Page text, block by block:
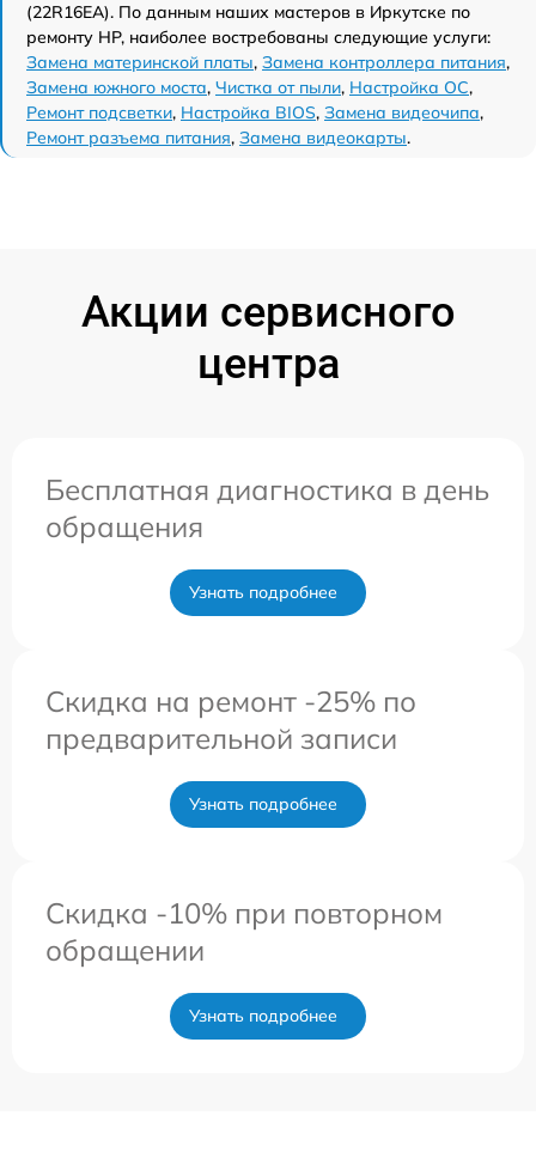
(22R16EA). По данным наших мастеров в Иркутске по
ремонту HP, наиболее востребованы следующие услуги:
Замена материнской платы, Замена контроллера питания,
Замена южного моста, Чистка от пыли, Настройка ОС,
Ремонт подсветки, Настройка BIOS, Замена видеочипа,
Ремонт разъема питания, Замена видеокарты.
Акции сервисного
центра
Бесплатная диагностика в день
обращения
Узнать подробнее
Скидка на ремонт -25% по
предварительной записи
Узнать подробнее
Скидка -10% при повторном
обращении
Узнать подробнее